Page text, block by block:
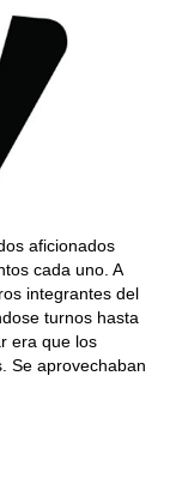
aficionados
cada uno. A
integrantes del
turnos hasta
era que los
Se aprovechaban